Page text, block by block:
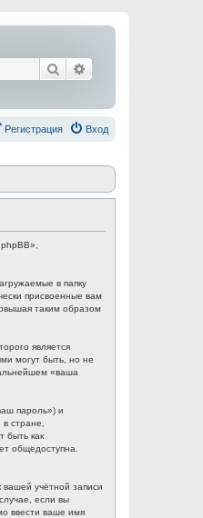
Поиск
Вход
Регистрация
в папку
присвоенные вам
таким образом
является
могут быть, но не
«ваша
пароль») и
стране,
быть как
общедоступна.
учётной записи
если вы
ввести ваше имя